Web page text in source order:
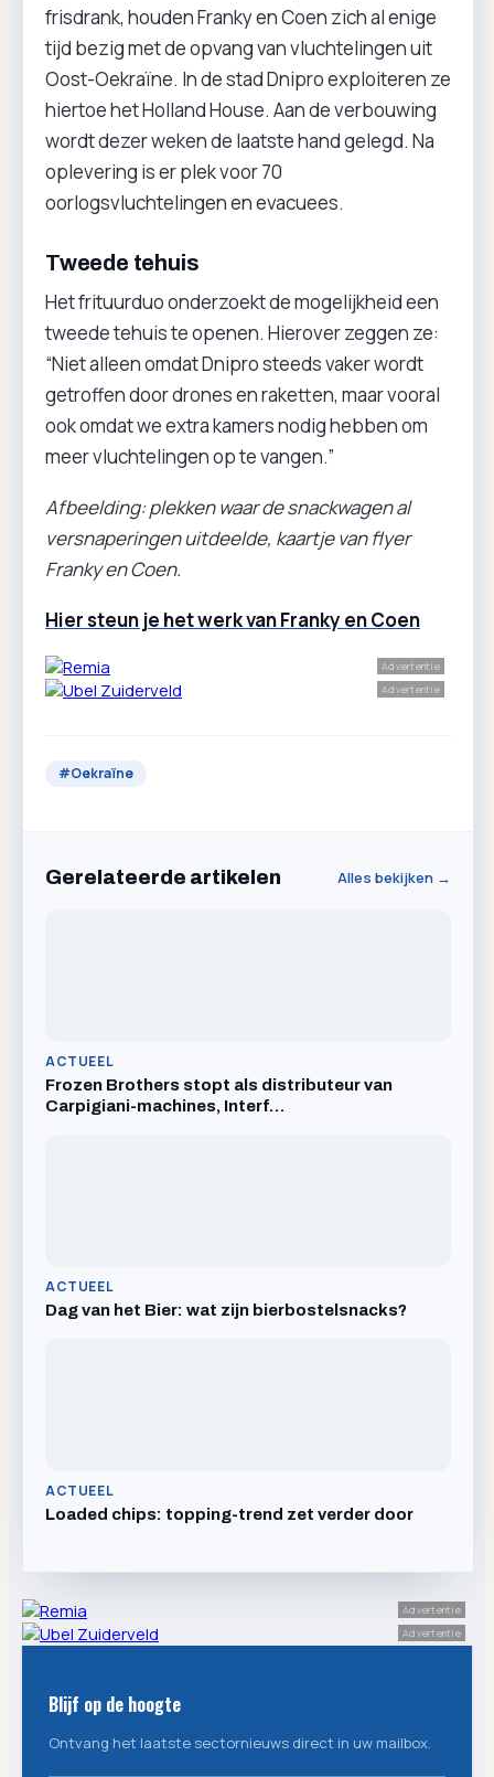
frisdrank, houden Franky en Coen zich al enige
tijd bezig met de opvang van vluchtelingen uit
Oost-Oekraïne. In de stad Dnipro exploiteren ze
hiertoe het Holland House. Aan de verbouwing
wordt dezer weken de laatste hand gelegd. Na
oplevering is er plek voor 70
oorlogsvluchtelingen en evacuees.
Tweede tehuis
Het frituurduo onderzoekt de mogelijkheid een
tweede tehuis te openen. Hierover zeggen ze:
“Niet alleen omdat Dnipro steeds vaker wordt
getroffen door drones en raketten, maar vooral
ook omdat we extra kamers nodig hebben om
meer vluchtelingen op te vangen.”
Afbeelding: plekken waar de snackwagen al
versnaperingen uitdeelde, kaartje van flyer
Franky en Coen.
Hier steun je het werk van Franky en Coen
Advertentie
Advertentie
#Oekraïne
Gerelateerde artikelen Alles bekijken →
ACTUEEL
Frozen Brothers stopt als distributeur van
Carpigiani-machines, Interf…
ACTUEEL
Dag van het Bier: wat zijn bierbostelsnacks?
ACTUEEL
Loaded chips: topping-trend zet verder door
Advertentie
Advertentie
Blijf op de hoogte
Ontvang het laatste sectornieuws direct in uw mailbox.